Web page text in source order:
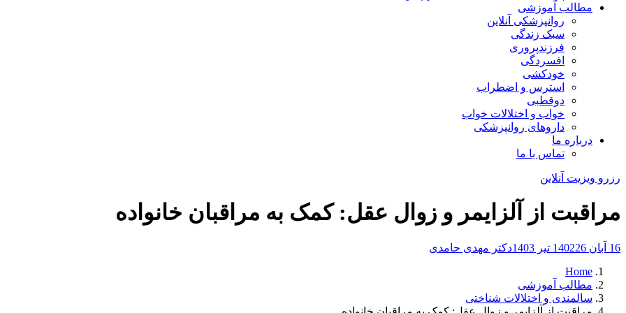
مطالب آموزشی
روانپزشکی آنلاین
سبک زندگی
فرزندپروری
افسردگی
خودکشی
استرس و اضطراب
دوقطبی
خواب و اختلالات خواب
داروهای روانپزشکی
درباره ما
تماس با ما
رزرو ویزیت آنلاین
مراقبت از آلزایمر و زوال عقل: کمک به مراقبان خانواده
16 آبان 1402 26 تیر 1403
دکتر مهدی حامدی
Home
مطالب آموزشی
سالمندی و اختلالات شناختی